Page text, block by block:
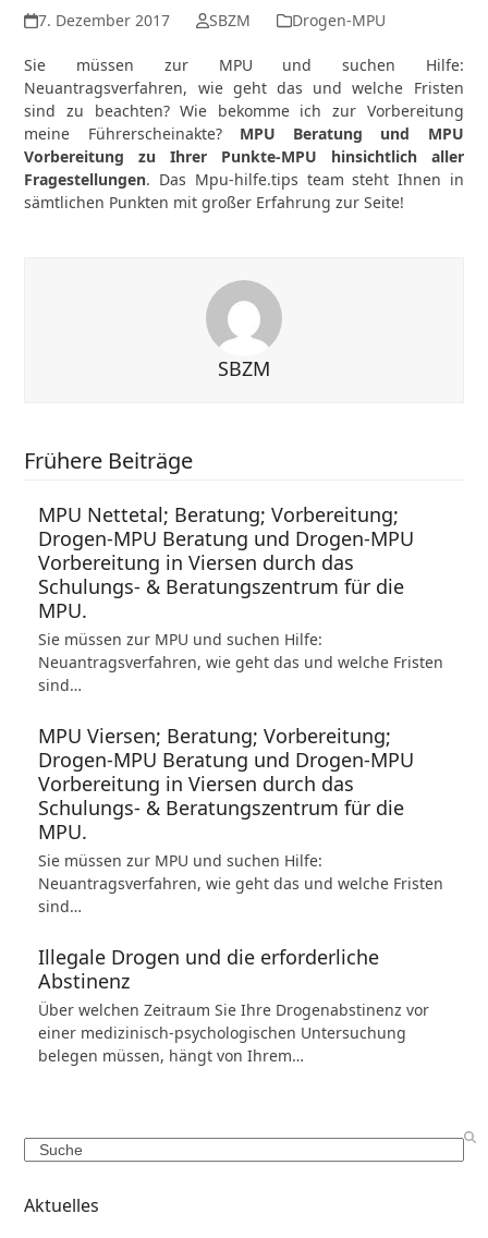
7. Dezember 2017 SBZM Drogen-MPU
Sie müssen zur MPU und suchen Hilfe:
Neuantragsverfahren, wie geht das und welche Fristen
sind zu beachten? Wie bekomme ich zur Vorbereitung
meine Führerscheinakte? MPU Beratung und MPU
Vorbereitung zu Ihrer Punkte-MPU hinsichtlich aller
Fragestellungen. Das Mpu-hilfe.tips team steht Ihnen in
sämtlichen Punkten mit großer Erfahrung zur Seite!
SBZM
Frühere Beiträge
MPU Nettetal; Beratung; Vorbereitung;
Drogen-MPU Beratung und Drogen-MPU
Vorbereitung in Viersen durch das
Schulungs- & Beratungszentrum für die
MPU.
Sie müssen zur MPU und suchen Hilfe:
Neuantragsverfahren, wie geht das und welche Fristen
sind…
MPU Viersen; Beratung; Vorbereitung;
Drogen-MPU Beratung und Drogen-MPU
Vorbereitung in Viersen durch das
Schulungs- & Beratungszentrum für die
MPU.
Sie müssen zur MPU und suchen Hilfe:
Neuantragsverfahren, wie geht das und welche Fristen
sind…
Illegale Drogen und die erforderliche
Abstinenz
Über welchen Zeitraum Sie Ihre Drogenabstinenz vor
einer medizinisch-psychologischen Untersuchung
belegen müssen, hängt von Ihrem…
Search
Aktuelles